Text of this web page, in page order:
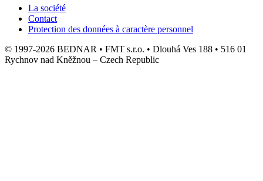
La société
Contact
Protection des données à caractère personnel
© 1997-2026 BEDNAR • FMT s.r.o. • Dlouhá Ves 188 • 516 01
Rychnov nad Kněžnou – Czech Republic